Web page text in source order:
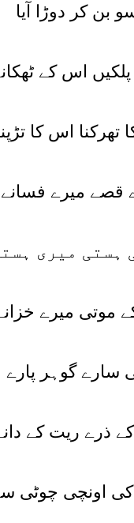
بن کر دوڑا آیا
اس کے
تھرکنا اس کا
قصے میرے فسانے
ہستی میری
موتی میرے
سارے گوہر پارے
ذرے ریت کے
اونچی چوٹی